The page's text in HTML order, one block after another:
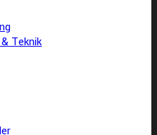
Teknik